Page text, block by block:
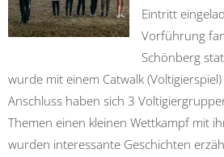
Eintritt
Vorführung
Schönberg
wurde mit einem Catwalk
Anschluss haben sich 3
Themen einen kleinen Wettkampf mit
wurden interessante Geschichten